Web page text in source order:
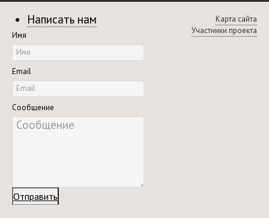
Карта сайта
Участники проекта
Написать нам
Имя
Email
Сообщение
Отправить